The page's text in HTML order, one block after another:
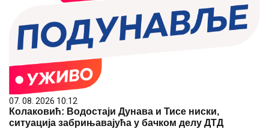
07. 08. 2026 10:12
Колаковић: Водостаји Дунава и Тисе ниски,
ситуација забрињавајућа у бачком делу ДТД